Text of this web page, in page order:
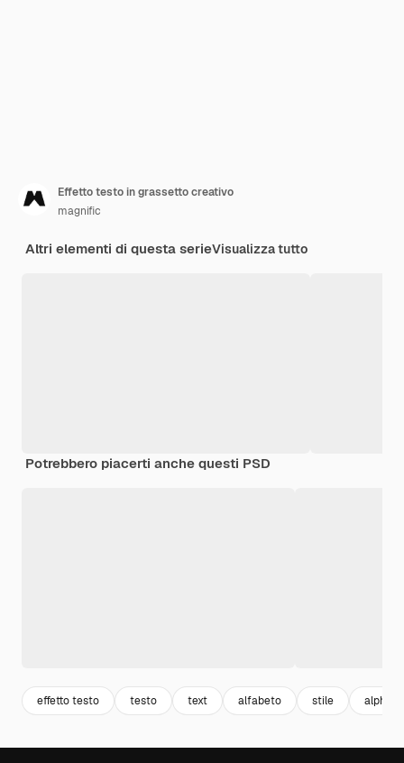
Effetto testo in grassetto creativo
magnific
Altri elementi di questa serieVisualizza tutto
Potrebbero piacerti anche questi PSD
effetto testo testo text alfabeto stile